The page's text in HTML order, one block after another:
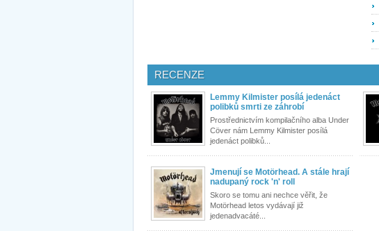
RECENZE
Lemmy Kilmister posílá jedenáct
polibků smrti ze záhrobí
Prostřednictvím kompilačního alba Under
Cöver nám Lemmy Kilmister posílá
jedenáct polibků...
Jmenují se Motörhead. A stále hrají
nadupaný rock 'n' roll
Skoro se tomu ani nechce věřit, že
Motörhead letos vydávají již
jedenadvacáté...